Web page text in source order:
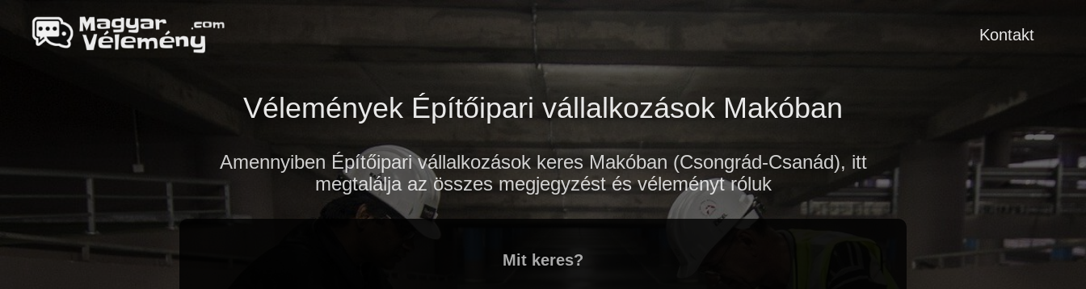
Kontakt
Vélemények Építőipari vállalkozások Makóban
Amennyiben Építőipari vállalkozások keres Makóban (Csongrád-Csanád), itt
megtalálja az összes megjegyzést és véleményt róluk
Mit keres?